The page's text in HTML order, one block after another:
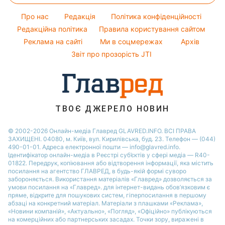
Віталій Козловський
Напої
Курс валют
Новини Полтави
Новини Дніпра
Новини Сум
Новини Тернополя
Новини Черкаси
Новини Житомира
Новини Рівного
Новини Запоріжжя
Про нас Редакція
Політика конфіденційності
Редакційна політика
Правила користування сайтом
Реклама на сайті
Ми в соцмережах
Архів
Звіт про прозорість JTI
ТВОЄ ДЖЕРЕЛО НОВИН
© 2002-2026 Онлайн-медіа Главред GLAVRED.INFO. ВСІ ПРАВА
ЗАХИЩЕНІ. 04080, м. Київ, вул. Кирилівська, буд. 23. Телефон — (044)
490-01-01. Адреса електронної пошти — info@glavred.info.
Ідентифікатор онлайн-медіа в Реєстрі суб’єктів у сфері медіа — R40-
01822. Передрук, копіювання або відтворення інформації, яка містить
посилання на агентство ГЛАВРЕД, в будь-якій формi суворо
забороняється. Використання матеріалів «Главред» дозволяється за
умови посилання на «Главред». для інтернет-видань обов’язковим є
пряме, відкрите для пошукових систем, гіперпосилання в першому
абзаці на конкретний матеріал. Матеріали з плашками «Реклама»,
«Новини компаній», «Актуально», «Погляд», «Офіційно» публікуються
на комерційних або партнерських засадах. Точки зору, виражені в